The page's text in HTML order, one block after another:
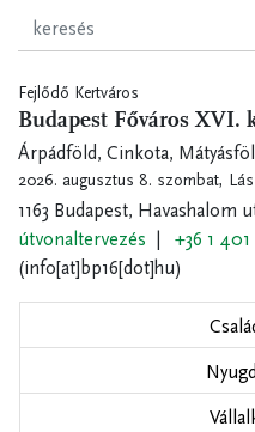
Fejlődő Kertváros
Budapest Főváros XVI.
Árpádföld, Cinkota,
2026. augusztus 8. szombat,
1163 Budapest, Havashalom
útvonaltervezés
+36 1
(info[at]bp16[dot]hu)